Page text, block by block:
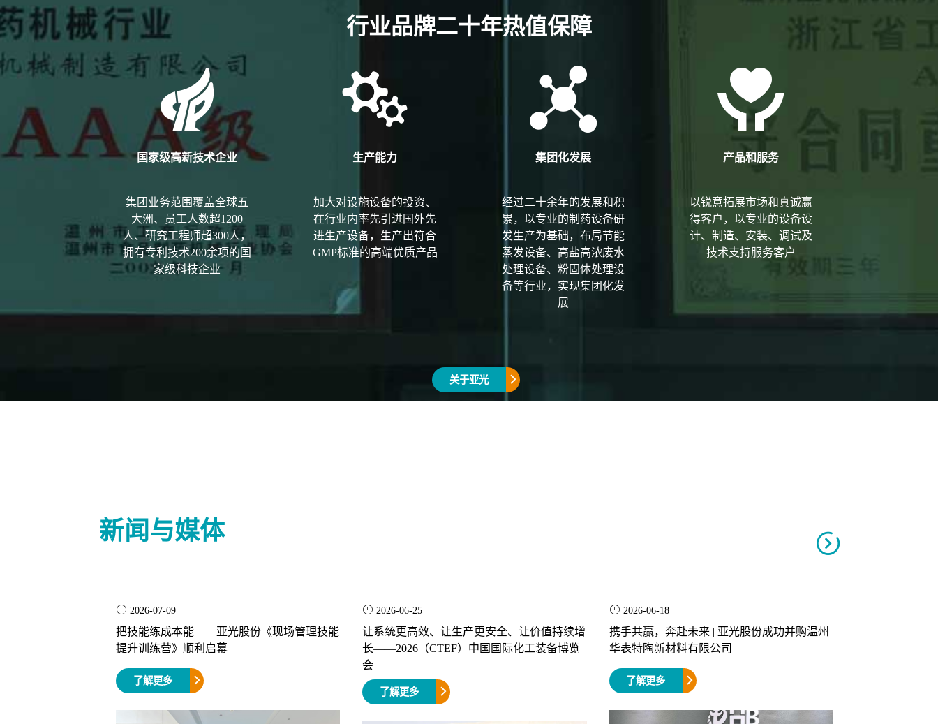
行业品牌二十年热值保障

国家级高新技术企业
集团业务范围覆盖全球五
大洲、员工人数超1200
人、研究工程师超300人，
拥有专利技术200余项的国
家级科技企业

生产能力
加大对设施设备的投资、
在行业内率先引进国外先
进生产设备，生产出符合
GMP标准的高端优质产品

集团化发展
经过二十余年的发展和积
累，以专业的制药设备研
发生产为基础，布局节能
蒸发设备、高盐高浓废水
处理设备、粉固体处理设
备等行业，实现集团化发
展

产品和服务
以锐意拓展市场和真诚赢
得客户，以专业的设备设
计、制造、安装、调试及
技术支持服务客户
关于亚光
新闻与媒体 
2026-07-09
把技能练成本能——亚光股份《现场管理技能
提升训练营》顺利启幕
了解更多
2026-06-25
让系统更高效、让生产更安全、让价值持续增
长——2026（CTEF）中国国际化工装备博览
会
了解更多
2026-06-18
携手共赢，奔赴未来 | 亚光股份成功并购温州
华表特陶新材料有限公司
了解更多